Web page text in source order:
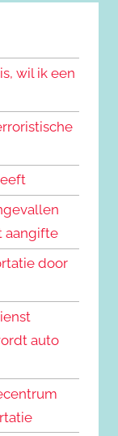
wil ik een
aangifte
door
auto